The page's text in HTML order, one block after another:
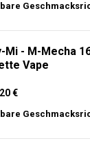
Mi - M-Mecha
Vape
€